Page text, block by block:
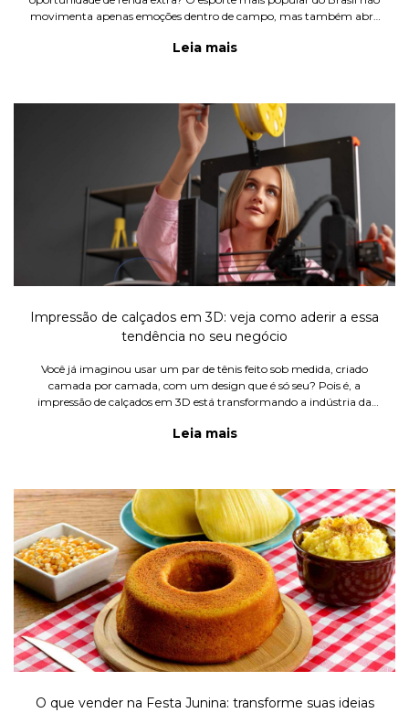
movimenta apenas emoções dentro de campo, mas também abre
Copa
Leia mais
Impressão de calçados em 3D: veja como aderir a essa
tendência no seu negócio
Você já imaginou usar um par de tênis feito sob medida, criado
camada por camada, com um design que é só seu? Pois é, a
impressão de calçados em 3D está transformando a indústria da
do que
Leia mais
O que vender na Festa Junina: transforme suas ideias